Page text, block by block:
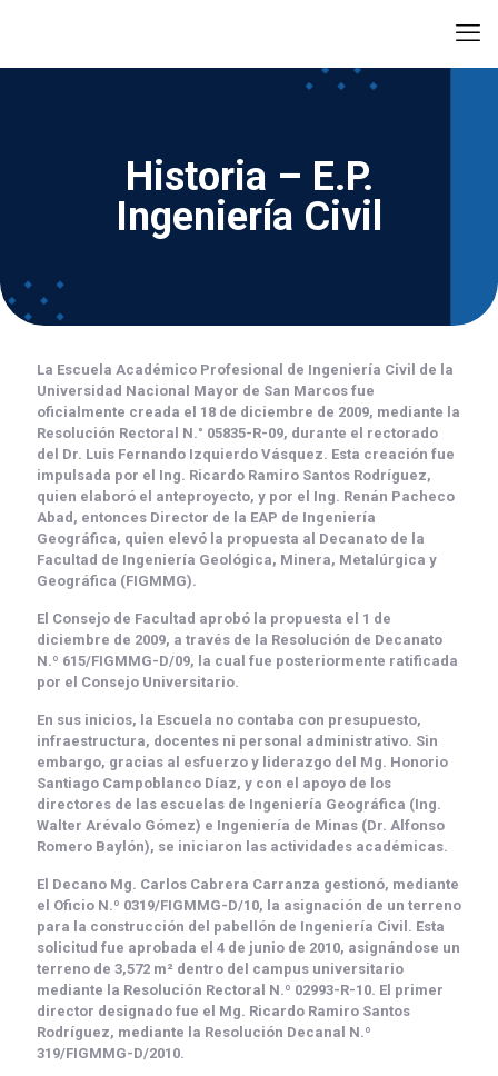
Historia – E.P.
Ingeniería Civil
La Escuela Académico Profesional de Ingeniería Civil de la
Universidad Nacional Mayor de San Marcos fue
oficialmente creada el 18 de diciembre de 2009, mediante la
Resolución Rectoral N.° 05835-R-09, durante el rectorado
del Dr. Luis Fernando Izquierdo Vásquez. Esta creación fue
impulsada por el Ing. Ricardo Ramiro Santos Rodríguez,
quien elaboró el anteproyecto, y por el Ing. Renán Pacheco
Abad , entonces Director de la EAP de Ingeniería
Geográfica, quien elevó la propuesta al Decanato de la
Facultad de Ingeniería Geológica, Minera, Metalúrgica y
Geográfica (FIGMMG).
El Consejo de Facultad aprobó la propuesta el 1 de
diciembre de 2009, a través de la Resolución de Decanato
N.º 615/FIGMMG-D/09, la cual fue posteriormente ratificada
por el Consejo Universitario.
En sus inicios, la Escuela no contaba con presupuesto,
infraestructura, docentes ni personal administrativo. Sin
embargo, gracias al esfuerzo y liderazgo del Mg. Honorio
Santiago Campoblanco Díaz, y con el apoyo de los
directores de las escuelas de Ingeniería Geográfica (Ing.
Walter Arévalo Gómez) e Ingeniería de Minas (Dr. Alfonso
Romero Baylón), se iniciaron las actividades académicas.
El Decano Mg. Carlos Cabrera Carranza gestionó, mediante
el Oficio N.º 0319/FIGMMG-D/10, la asignación de un terreno
para la construcción del pabellón de Ingeniería Civil. Esta
solicitud fue aprobada el 4 de junio de 2010, asignándose un
terreno de 3,572 m² dentro del campus universitario
mediante la Resolución Rectoral N.º 02993-R-10. El primer
director designado fue el Mg. Ricardo Ramiro Santos
Rodríguez, mediante la Resolución Decanal N.º
319/FIGMMG-D/2010.